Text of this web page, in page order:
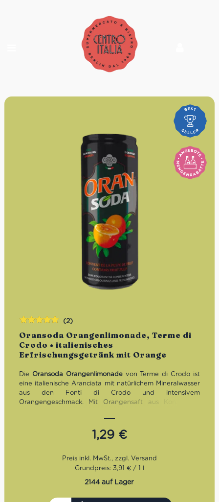
Oransoda Orangenlimonade, Terme di
Crodo • italienisches
Erfrischungsgetränk mit Orange
(2)
Die Oransoda Orangenlimonadevon Terme di Crodo ist
eine italienische Aranciata mit natürlichem Mineralwasser
aus den Fonti di Crodo und intensivem
Orangengeschmack. Mit Orangensaft aus Konzentrat,
und natürlichem Orangenaroma schmeckt dieser
Softdrink fruchtig, frisch und angenehm süß. Gut gekühlt
ist Oransoda ideal für den Sommer, als alkoholfreier
italienische Erfrischung zwischendurch.
1,29 €
mit5.00von
5
Grundpreis: 3,91 € / 1 l
2144 auf Lager